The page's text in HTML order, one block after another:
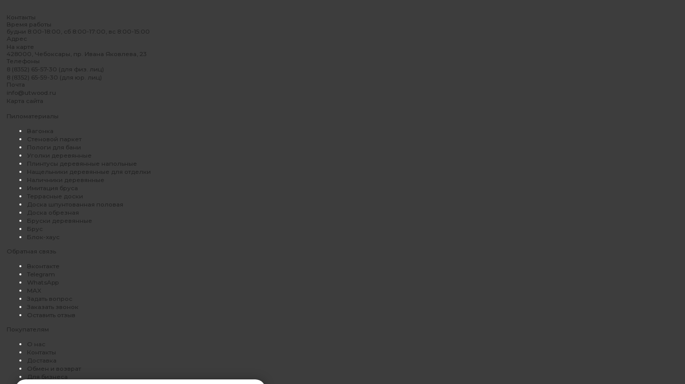
Контакты
Время работы
будни 8:00-18:00, сб 8:00-17:00, вс 8:00-15:00
Адрес
На карте
428000, Чебоксары, пр. Ивана Яковлева, 23
Телефоны
8 (8352) 65-57-30 (для физ. лиц)
8 (8352) 65-59-30 (для юр. лиц)
Почта
info@utwood.ru
Карта сайта
Пиломатериалы
Вагонка
Стеновой паркет
Пологи для бани
Уголки деревянные
Плинтусы деревянные напольные
Нащельники деревянные для отделки
Наличники деревянные
Имитация бруса
Террасные доски
Доска шпунтованная половая
Доска обрезная
Бруски деревянные
Брус
Блок-хаус
Обратная связь
Вконтакте
Telegram
WhatsApp
MAX
Задать вопрос
Заказать звонок
Оставить отзыв
Покупателям
О нас
Контакты
Доставка
Обмен и возврат
Для бизнеса